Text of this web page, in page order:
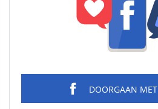
DOORGAAN MET